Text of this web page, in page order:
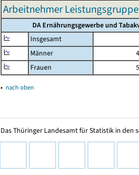
Arbeitnehmer
DA Ernährungsgewerbe und
Insgesamt
Männer
Frauen
▴ nach oben
Das Thüringer Landesamt für Statistik in den